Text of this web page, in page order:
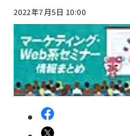
2022年7月5日 10:00